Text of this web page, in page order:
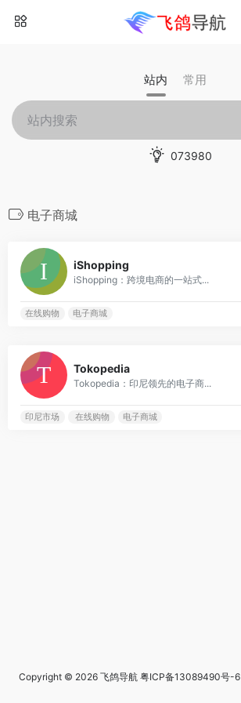
站内 常用
073980
电子商城
iShopping
iShopping：跨境电商的一站式...
在线购物 电子商城
Tokopedia
Tokopedia：印尼领先的电子商...
印尼市场 在线购物 电子商城
Copyright © 2026 飞鸽导航 粤ICP备13089490号-6